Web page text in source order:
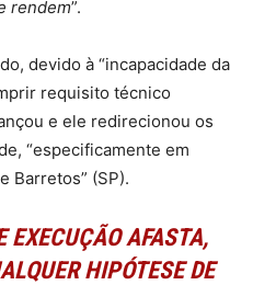
rendem”.
devido à “incapacidade da
requisito técnico
e ele redirecionou os
“especificamente em
Barretos” (SP).
EXECUÇÃO AFASTA,
HIPÓTESE DE